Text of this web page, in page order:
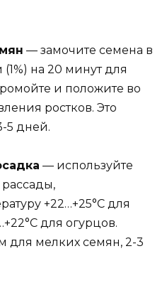
— замочите семена в
на 20 минут для
и положите во
ростков. Это
5 дней.
— используйте
+22…+25°C для
для огурцов.
для мелких семян, 2-3